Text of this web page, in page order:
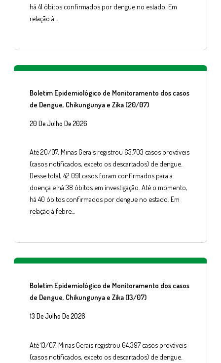
há 41 óbitos confirmados por dengue no estado. Em
relação à…
Boletim Epidemiológico de Monitoramento dos casos
de Dengue, Chikungunya e Zika (20/07)
20 De Julho De 2026
Até 20/07, Minas Gerais registrou 63.703 casos prováveis
(casos notificados, exceto os descartados) de dengue.
Desse total, 42.091 casos foram confirmados para a
doença e há 38 óbitos em investigação. Até o momento,
há 40 óbitos confirmados por dengue no estado. Em
relação à febre…
Boletim Epidemiológico de Monitoramento dos casos
de Dengue, Chikungunya e Zika (13/07)
13 De Julho De 2026
Até 13/07, Minas Gerais registrou 64.397 casos prováveis
(casos notificados, exceto os descartados) de dengue.